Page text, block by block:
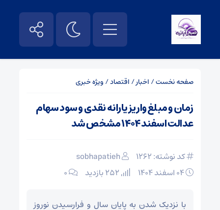
صفحه نخست/ اخبار/ اقتصاد/ ویژه خبری
زمان و مبلغ واریز یارانه نقدی و سود سهام
عدالت اسفند ۱۴۰۴ مشخص شد
کد نوشته: 1262
sobhapatieh
۰
با نزدیک شدن به پایان سال و فرارسیدن نوروز